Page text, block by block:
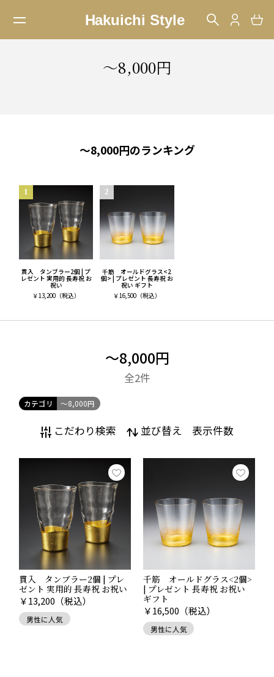
〜8,000円
〜8,000円のランキング
貫入 タンブラー2個 | プ
レゼント 実用的 長寿祝 お
祝い
￥13,200（税込）
千筋 オールドグラス<2
個> | プレゼント 長寿祝 お
祝い ギフト
￥16,500（税込）
〜8,000円
全2件
カテゴリ 〜8,000円
こだわり検索 並び替え 表示件数
貫入 タンブラー2個 | プレ
ゼント 実用的 長寿祝 お祝い
￥13,200 （税込）
男性に人気
千筋 オールドグラス<2個>
| プレゼント 長寿祝 お祝い
ギフト
￥16,500 （税込）
男性に人気